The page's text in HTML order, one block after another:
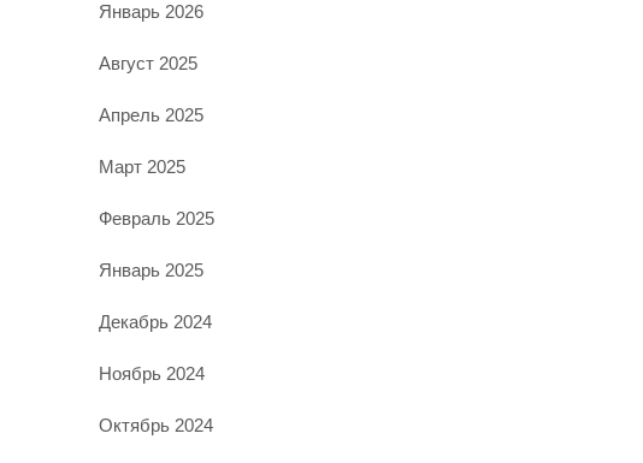
Январь 2026
Август 2025
Апрель 2025
Март 2025
Февраль 2025
Январь 2025
Декабрь 2024
Ноябрь 2024
Октябрь 2024